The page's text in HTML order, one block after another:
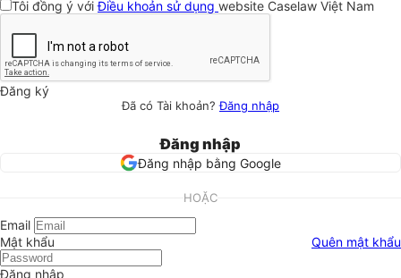
Tôi đồng ý vớiĐiều khoản sử dụng website Caselaw Việt Nam
Đăng ký
Đã có Tài khoản?Đăng nhập
Đăng nhập
Đăng nhập bằng Google
HOẶC
Email
Mật khẩu
Quên mật khẩu
Đăng nhập